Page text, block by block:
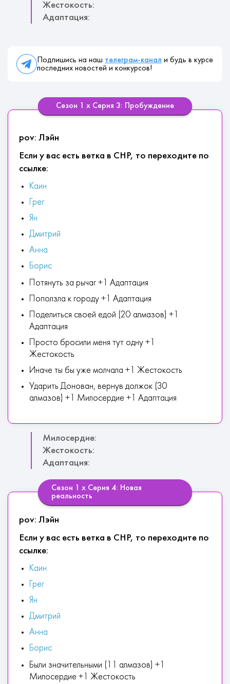
Жестокость:
Адаптация:
Подпишись на наш телеграм-канал и будь в курсе
последних новостей и конкурсов!
Сезон 1 х Серия 3: Пробуждение
pov: Лэйн
Если у вас есть ветка в СНР, то переходите по
ссылке:
Каин
Грег
Ян
Дмитрий
Анна
Борис
Потянуть за рычаг +1 Адаптация
Поползла к городу +1 Адаптация
Поделиться своей едой (20 алмазов) +1
Адаптация
Просто бросили меня тут одну +1
Жестокость
Иначе ты бы уже молчала +1 Жестокость
Ударить Донован, вернув должок (30
алмазов) +1 Милосердие +1 Адаптация
Милосердие:
Жестокость:
Адаптация:
Сезон 1 х Серия 4: Новая
реальность
pov: Лэйн
Если у вас есть ветка в СНР, то переходите по
ссылке:
Каин
Грег
Ян
Дмитрий
Анна
Борис
Были значительными (11 алмазов) +1
Милосердие +1 Жестокость